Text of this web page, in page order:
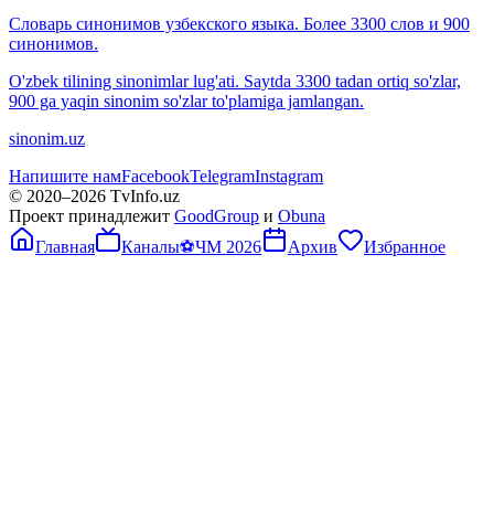
Словарь синонимов узбекского языка. Более 3300 слов и 900
синонимов.
O'zbek tilining sinonimlar lug'ati. Saytda 3300 tadan ortiq so'zlar,
900 ga yaqin sinonim so'zlar to'plamiga jamlangan.
sinonim.uz
Напишите намFacebookTelegramInstagram
© 2020–2026 TvInfo.uz
Проект принадлежит GoodGroup и Obuna
Главная
Каналы⚽ЧМ 2026 Архив Избранное